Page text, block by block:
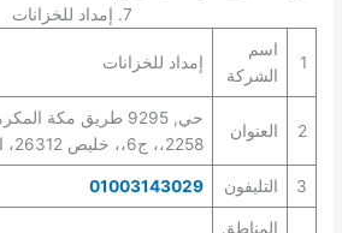
7. إمداد للخزانات
1
اسم
الشركة
إمداد للخزانات
2 العنوان
2258،، ج6،، خليص 26312، المملكة العربية السعودية
3 التليفون 01003143029
المناطق